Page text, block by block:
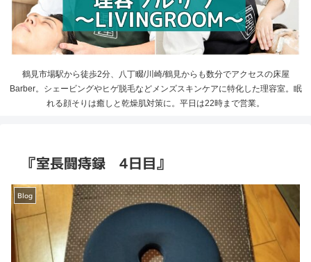
鶴見市場駅から徒歩2分、八丁畷/川崎/鶴見からも数分でアクセスの床屋
Barber。シェービングやヒゲ脱毛などメンズスキンケアに特化した理容室。眠
れる顔そりは癒しと乾燥肌対策に。平日は22時まで営業。
『室長闘痔録 4日目』
Blog